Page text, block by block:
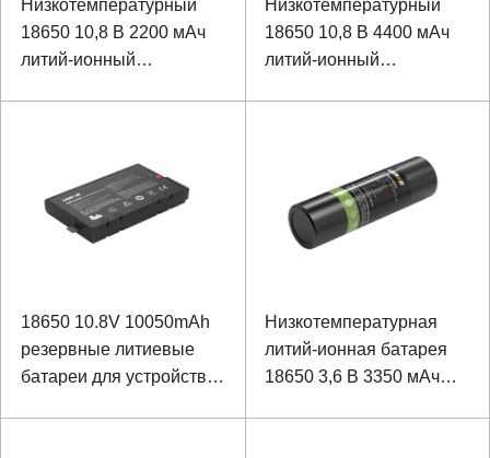
Низкотемпературный
18650 10,8 В 2200 мАч
литий-ионный
Низкотемпературный
18650 10,8 В 4400 мАч
литий-ионный
18650 10.8V 10050mAh
резервные литиевые
батареи для устройств
Низкотемпературная
литий-ионная батарея
18650 3,6 В 3350 мАч